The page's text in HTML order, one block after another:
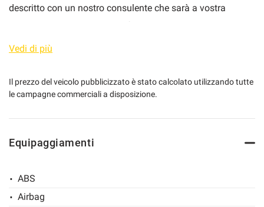
descritto con un nostro consulente che sarà a vostra
JollyAuto.com Autosalone Multimarca dal 1984
Concessionaria DFSK – EMC – FOTON - Nuovo, km0,
Aziendali, Usato garantito -VALUTAZIONE e PERMUTA del
Vedi di più
Il prezzo del veicolo pubblicizzato è stato calcolato utilizzando tutte
le campagne commerciali a disposizione.
Equipaggiamenti
ABS
Airbag
Cookie delle preferenze
Cookie analitici